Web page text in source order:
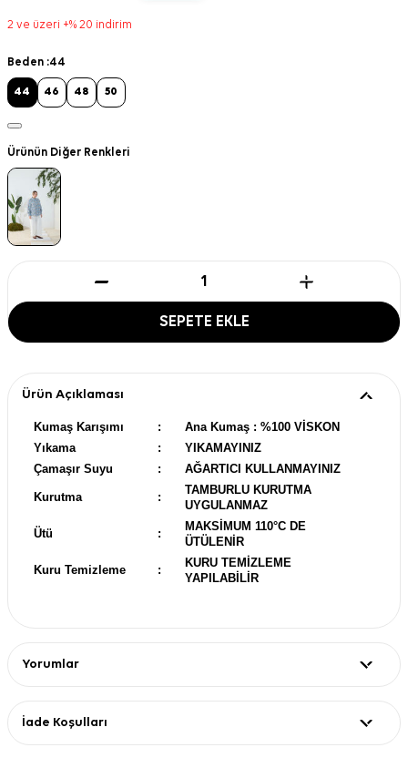
2 ve üzeri +% 20 indirim
Beden :44
44 46 48 50
Ürünün Diğer Renkleri
SEPETE EKLE
Ürün Açıklaması
Kumaş Karışımı :
Ana Kumaş : %100 VİSKON
Yıkama
:
YIKAMAYINIZ
Çamaşır Suyu
: AĞARTICI KULLANMAYINIZ
Kurutma :
TAMBURLU KURUTMA
UYGULANMAZ
Ütü :
MAKSİMUM 110°C DE
ÜTÜLENİR
Kuru Temizleme :
KURU TEMİZLEME
YAPILABİLİR
Yorumlar
İade Koşulları